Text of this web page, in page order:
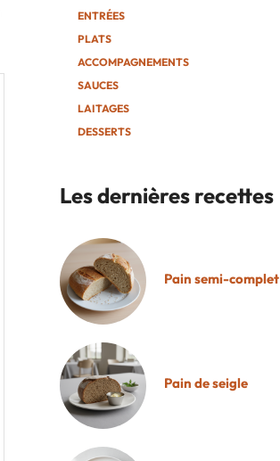
ENTRÉES
PLATS
ACCOMPAGNEMENTS
SAUCES
LAITAGES
DESSERTS
Les dernières recettes
Pain semi-complet
Pain de seigle